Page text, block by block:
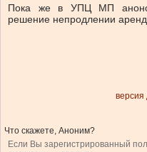
Пока же в УПЦ МП
решение непродлении
версия
Что скажете, Аноним?
Если Вы зарегистрированный